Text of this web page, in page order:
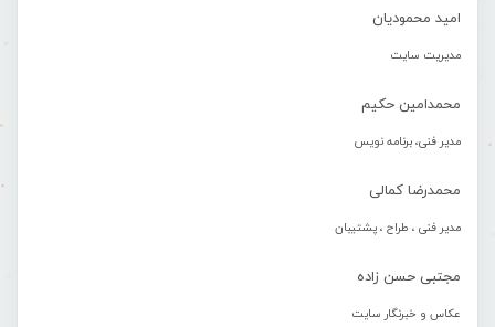
امید محمودیان
مدیریت سایت
محمدامین حکیم
مدیر فنی، برنامه نویس
محمدرضا کمالی
مدیر فنی ، طراح ، پشتیبان
مجتبی حسن زاده
عکاس و خبرنگار سایت